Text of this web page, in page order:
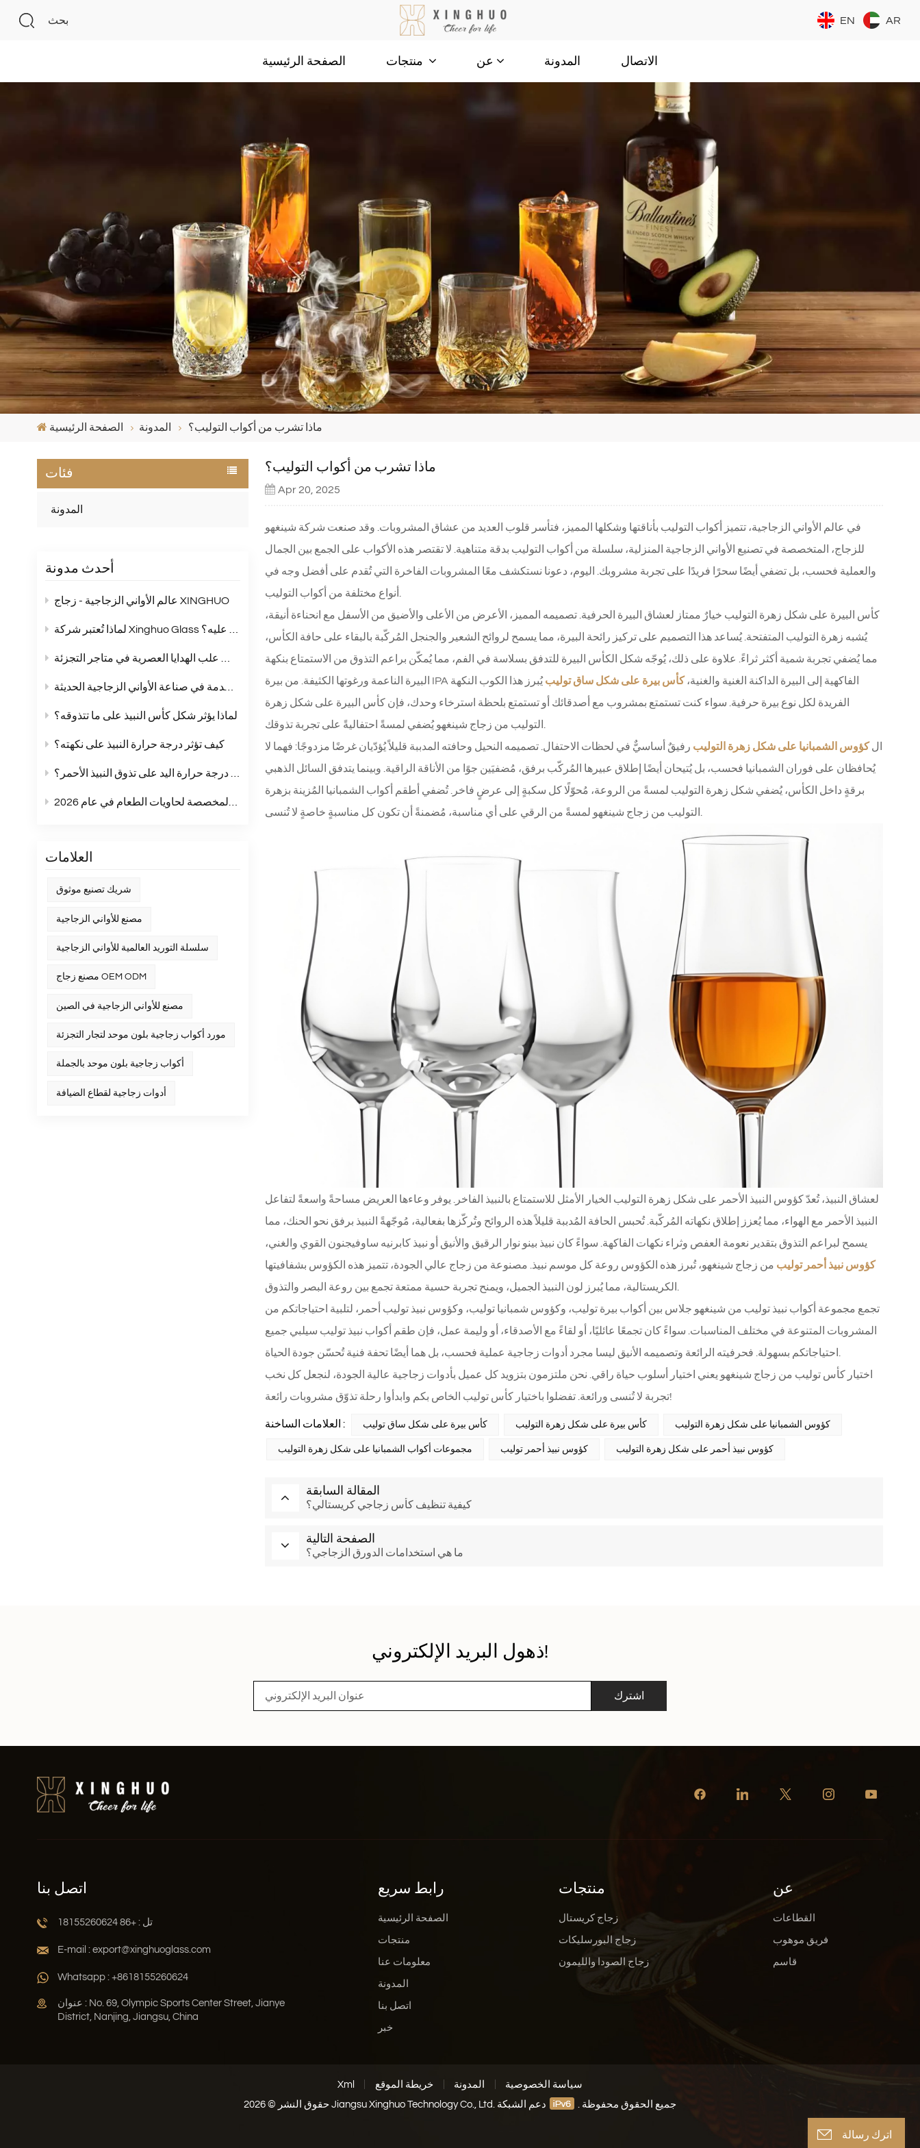
بحث EN AR
الصفحة الرئيسية عن المدونة الاتصال
الصفحة الرئيسية المدونة ماذا تشرب من أكواب التوليب؟
فئات
المدونة
أحدث مدونة
عالم الأواني الزجاجية - زجاج XINGHUO
لماذا تُعتبر شركة Xinghuo Glass شريكًا يُمكنك الاعتماد عليه؟
أكواب زجاجية بلون موحد: الخيار الأمثل لمجموعات علب الهدايا العصرية في متاجر التجزئة
مقارنة شاملة بين زجاج الصودا والجير والزجاج الكريستالي وزجاج البوروسيليكات: مقارنة شاملة للمواد المستخدمة في صناعة الأواني الزجاجية الحديثة
لماذا يؤثر شكل كأس النبيذ على ما تتذوقه؟
كيف تؤثر درجة حرارة النبيذ على نكهته؟
هل تؤثر درجة حرارة اليد على تذوق النبيذ الأحمر؟
أبرز اتجاهات الملصقات المخصصة لحاويات الطعام في عام 2026
العلامات
شريك تصنيع موثوق
مصنع للأواني الزجاجية
سلسلة التوريد العالمية للأواني الزجاجية
مصنع زجاج OEM ODM
مصنع للأواني الزجاجية في الصين
مورد أكواب زجاجية بلون موحد لتجار التجزئة
أكواب زجاجية بلون موحد بالجملة
أدوات زجاجية لقطاع الضيافة
ماذا تشرب من أكواب التوليب؟
Apr 20, 2025
في عالم الأواني الزجاجية، تتميز أكواب التوليب بأناقتها وشكلها المميز، فتأسر قلوب العديد من عشاق المشروبات. وقد صنعت شركة شينغهو
للزجاج، المتخصصة في تصنيع الأواني الزجاجية المنزلية، سلسلة من أكواب التوليب بدقة متناهية. لا تقتصر هذه الأكواب على الجمع بين الجمال
والعملية فحسب، بل تضفي أيضًا سحرًا فريدًا على تجربة مشروبك. اليوم، دعونا نستكشف معًا المشروبات الفاخرة التي تُقدم على أفضل وجه في
أنواع مختلفة من أكواب التوليب.
كأس البيرة على شكل زهرة التوليب خيارٌ ممتاز لعشاق البيرة الحرفية. تصميمه المميز، الأعرض من الأعلى والأضيق من الأسفل مع انحناءة أنيقة،
يُشبه زهرة التوليب المتفتحة. يُساعد هذا التصميم على تركيز رائحة البيرة، مما يسمح لروائح الشعير والجنجل المُركّبة بالبقاء على حافة الكأس،
مما يُضفي تجربة شمية أكثر ثراءً. علاوة على ذلك، يُوجّه شكل الكأس البيرة للتدفق بسلاسة في الفم، مما يُمكّن براعم التذوق من الاستمتاع بنكهة
البيرة الناعمة ورغوتها الكثيفة. من بيرة IPA الفاكهية إلى البيرة الداكنة الغنية والغنية،كأس بيرة على شكل ساق توليبيُبرز هذا الكوب النكهة
الفريدة لكل نوع بيرة حرفية. سواء كنت تستمتع بمشروب مع أصدقائك أو تستمتع بلحظة استرخاء وحدك، فإن كأس البيرة على شكل زهرة
التوليب من زجاج شينغهو يُضفي لمسةً احتفاليةً على تجربة تذوقك.
الكؤوس الشمبانيا على شكل زهرة التوليب رفيقٌ أساسيٌّ في لحظات الاحتفال. تصميمه النحيل وحافته المدببة قليلاً يُؤدّيان غرضًا مزدوجًا: فهما لا
يُحافظان على فوران الشمبانيا فحسب، بل يُتيحان أيضًا إطلاق عبيرها المُركّب برفق، مُضفيَين جوًا من الأناقة الراقية. وبينما يتدفق السائل الذهبي
برقةٍ داخل الكأس، يُضفي شكل زهرة التوليب لمسةً من الروعة، مُحوّلًا كل سكبةٍ إلى عرضٍ فاخر. تُضفي أطقم أكواب الشمبانيا المُزينة بزهرة
التوليب من زجاج شينغهو لمسةً من الرقي على أي مناسبة، مُضمنةً أن تكون كل مناسبةٍ خاصةٍ لا تُنسى.
لعشاق النبيذ، تُعدّ كؤوس النبيذ الأحمر على شكل زهرة التوليب الخيار الأمثل للاستمتاع بالنبيذ الفاخر. يوفر وعاءها العريض مساحةً واسعةً لتفاعل
النبيذ الأحمر مع الهواء، مما يُعزز إطلاق نكهاته المُركّبة. تُحبس الحافة المُدببة قليلاً هذه الروائح وتُركّزها بفعالية، مُوجّهةً النبيذ برفق نحو الحنك، مما
يسمح لبراعم التذوق بتقدير نعومة العفص وثراء نكهات الفاكهة. سواءً كان نبيذ بينو نوار الرقيق والأنيق أو نبيذ كابرنيه ساوفيجنون القوي والغني،
كؤوس نبيذ أحمر توليب من زجاج شينغهو، تُبرز هذه الكؤوس روعة كل موسم نبيذ. مصنوعة من زجاج عالي الجودة، تتميز هذه الكؤوس بشفافيتها
تجمع مجموعة أكواب نبيذ توليب من شينغهو جلاس بين أكواب بيرة توليب، وكؤوس شمبانيا توليب، وكؤوس نبيذ توليب أحمر، لتلبية احتياجاتكم من
المشروبات المتنوعة في مختلف المناسبات. سواءً كان تجمعًا عائليًا، أو لقاءً مع الأصدقاء، أو وليمة عمل، فإن طقم أكواب نبيذ توليب سيلبي جميع
اختيار كأس توليب من زجاج شينغهو يعني اختيار أسلوب حياة راقي. نحن ملتزمون بتزويد كل عميل بأدوات زجاجية عالية الجودة، لنجعل كل نخب
تجربة لا تُنسى ورائعة. تفضلوا باختيار كأس توليب الخاص بكم وابدأوا رحلة تذوّق مشروبات رائعة!
العلامات الساخنة : كأس بيرة على شكل ساق توليب كأس بيرة على شكل زهرة التوليب كؤوس الشمبانيا على شكل زهرة التوليب
مجموعات أكواب الشمبانيا على شكل زهرة التوليب كؤوس نبيذ أحمر توليب كؤوس نبيذ أحمر على شكل زهرة التوليب
المقالة السابقة
كيفية تنظيف كأس زجاجي كريستالي؟
الصفحة التالية
ما هي استخدامات الدورق الزجاجي؟
ذهول البريد الإلكتروني!
اشترك
اتصل بنا
تل : +86 18155260624
E-mail : export@xinghuoglass.com
Whatsapp : +8618155260624
عنوان : No. 69, Olympic Sports Center Street, Jianye
District, Nanjing, Jiangsu, China
رابط سريع
الصفحة الرئيسية
منتجات
معلومات عنا
المدونة
اتصل بنا
خبر
منتجات
زجاج كريستال
زجاج البورسليكات
زجاج الصودا والليمون
عن
القطاعات
فريق موهوب
قاسم
Xml سياسة الخصوصية المدونة
خريطة الموقع
حقوق النشر © 2026 Jiangsu Xinghuo Technology Co., Ltd. جميع الحقوق محفوظة .
دعم الشبكة
اترك رسالة